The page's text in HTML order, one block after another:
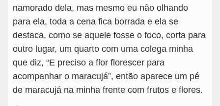
namorado dela, mas mesmo eu não olhando
para ela, toda a cena fica borrada e ela se
destaca, como se aquele fosse o foco, corta para
outro lugar, um quarto com uma colega minha
que diz, “E preciso a flor florescer para
acompanhar o maracujá”, então aparece um pé
de maracujá na minha frente com frutos e flores.